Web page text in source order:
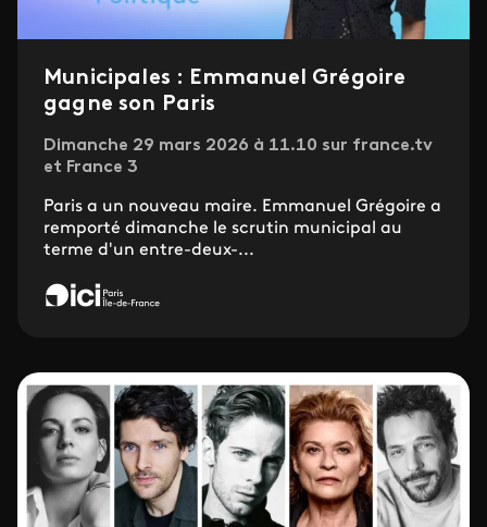
Municipales : Emmanuel Grégoire
gagne son Paris
Dimanche 29 mars 2026 à 11.10 sur france.tv
et France 3
Paris a un nouveau maire. Emmanuel Grégoire a
remporté dimanche le scrutin municipal au
terme d'un entre-deux-...